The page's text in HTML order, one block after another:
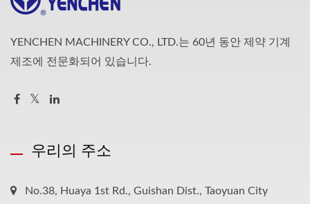
YENCHEN MACHINERY CO., LTD.는 60년 동안 제약 기계
제조에 전문화되어 있습니다.
우리의 주소
No.38, Huaya 1st Rd., Guishan Dist., Taoyuan City